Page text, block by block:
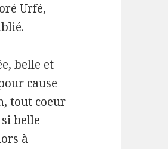
Urfé,
belle et
cause
tout coeur
belle
à